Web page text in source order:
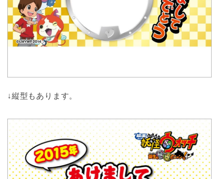
↓縦型もあります。